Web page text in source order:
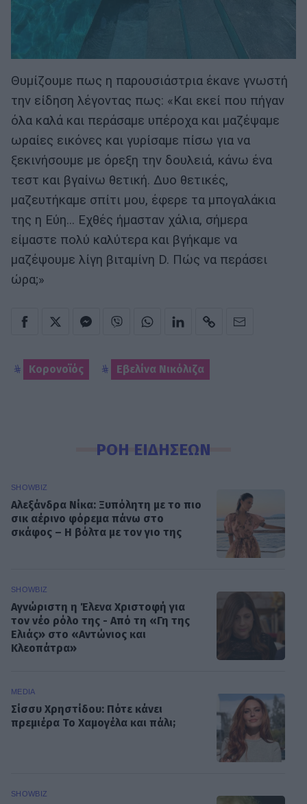
Θυμίζουμε πως η παρουσιάστρια έκανε γνωστή
την είδηση λέγοντας πως: «Και εκεί που πήγαν
όλα καλά και περάσαμε υπέροχα και μαζέψαμε
ωραίες εικόνες και γυρίσαμε πίσω για να
ξεκινήσουμε με όρεξη την δουλειά, κάνω ένα
τεστ και βγαίνω θετική. Δυο θετικές,
μαζευτήκαμε σπίτι μου, έφερε τα μπογαλάκια
της η Εύη… Εχθές ήμασταν χάλια, σήμερα
είμαστε πολύ καλύτερα και βγήκαμε να
μαζέψουμε λίγη βιταμίνη D. Πώς να περάσει
ώρα;»
Κορονοϊός Εβελίνα Νικόλιζα
ΡΟΗ ΕΙΔΗΣΕΩΝ
SHOWBIZ
Αλεξάνδρα Νίκα: Ξυπόλητη με το πιο
σικ αέρινο φόρεμα πάνω στο
σκάφος – Η βόλτα με τον γιο της
SHOWBIZ
Αγνώριστη η Έλενα Χριστοφή για
τον νέο ρόλο της - Από τη «Γη της
Ελιάς» στο «Αντώνιος και
Κλεοπάτρα»
MEDIA
Σίσσυ Χρηστίδου: Πότε κάνει
πρεμιέρα Το Χαμογέλα και πάλι;
SHOWBIZ